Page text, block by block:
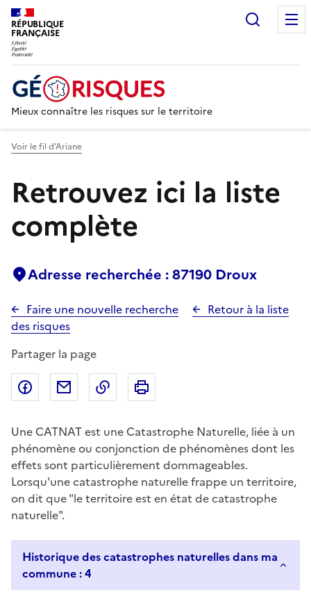
RÉPUBLIQUE
FRANÇAISE
Mieux connaître les risques sur le territoire
Voir le fil d’Ariane
Retrouvez ici la liste
complète
Adresse recherchée : 87190 Droux
Faire une nouvelle recherche
Retour à la liste
des risques
Partager la page
Partager sur Facebook
Partager par emailCopier dans le presse-papier
Une CATNAT est une Catastrophe Naturelle, liée à un
phénomène ou conjonction de phénomènes dont les
effets sont particulièrement dommageables.
Lorsqu'une catastrophe naturelle frappe un territoire,
on dit que "le territoire est en état de catastrophe
naturelle".
Historique des catastrophes naturelles dans ma
commune : 4